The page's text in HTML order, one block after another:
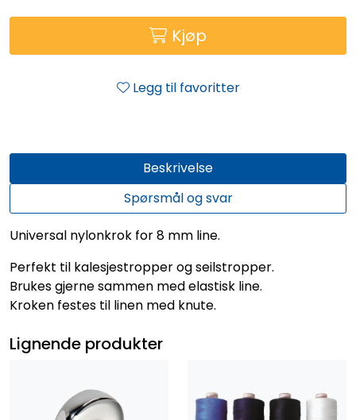
Kjøp
Legg til favoritter
Beskrivelse
Spørsmål og svar
Universal nylonkrok for 8 mm line.
Perfekt til kalesjestropper og seilstropper.
Brukes gjerne sammen med elastisk line.
Kroken festes til linen med knute.
Lignende produkter